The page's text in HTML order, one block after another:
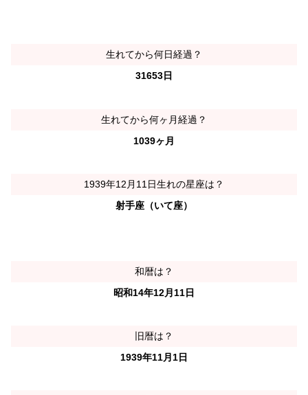
生れてから何日経過？
31653日
生れてから何ヶ月経過？
1039ヶ月
1939年12月11日生れの星座は？
射手座（いて座）
和暦は？
昭和14年12月11日
旧暦は？
1939年11月1日